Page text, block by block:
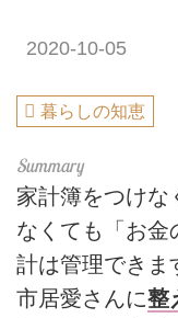
2020-10-05
暮らしの知恵
家計簿をつけな
なくても「お金
計は管理できま
市居愛さんに整